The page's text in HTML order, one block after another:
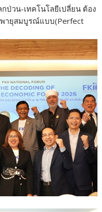
ป่วน-เทคโนโลยีเปลี่ยน ต้อง
พายุสมบูรณ์แบบ(Perfect